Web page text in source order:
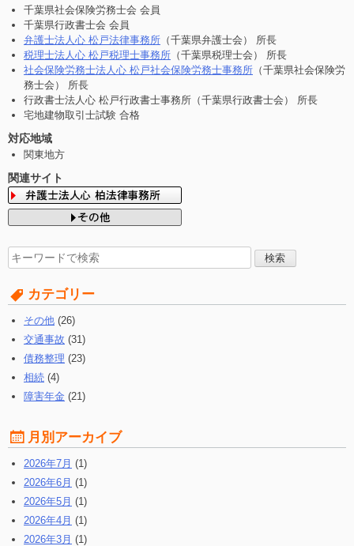
千葉県社会保険労務士会 会員
千葉県行政書士会 会員
弁護士法人心 松戸法律事務所 （千葉県弁護士会） 所長
税理士法人心 松戸税理士事務所 （千葉県税理士会） 所長
社会保険労務士法人心 松戸社会保険労務士事務所 （千葉県社会保険労
務士会） 所長
行政書士法人心 松戸行政書士事務所（千葉県行政書士会） 所長
宅地建物取引士試験 合格
対応地域
関東地方
関連サイト
検
索
す
る:
カテゴリー
その他 (26)
交通事故 (31)
債務整理 (23)
相続 (4)
障害年金 (21)
月別アーカイブ
2026年7月 (1)
2026年6月 (1)
2026年5月 (1)
2026年4月 (1)
2026年3月 (1)